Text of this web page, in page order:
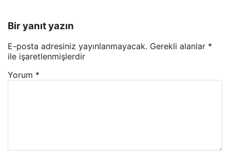
Bir yanıt yazın
E-posta adresiniz yayınlanmayacak. Gerekli alanlar *
ile işaretlenmişlerdir
Yorum *